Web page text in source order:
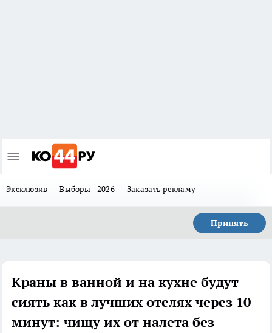
Эксклюзив Выборы - 2026 Заказать рекламу
Принять
Краны в ванной и на кухне будут
сиять как в лучших отелях через 10
минут: чищу их от налета без